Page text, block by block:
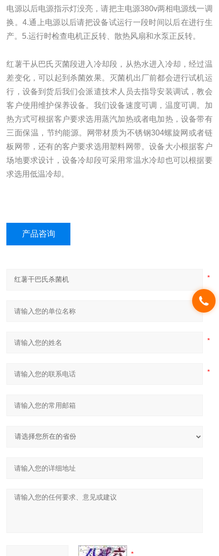
电源以后电源指示灯没亮，请把主电源380v两相电源线一调
换。4.通上电源以后请把设备试运行一段时间以后在进行生
产。5.运行时检查电机正反转、散热风扇和水泵正反转。
红薯干从巴氏灭菌段进入冷却段，从热水进入冷却，经过温
差变化，可以起到杀菌效果。灭菌机出厂前都会进行试机运
行，设备到货后我们会派遣技术人员去指导安装调试，教会
客户使用维护保养设备。我们设备速度可调，温度可调。加
热方式可根据客户要求选用蒸汽加热或者电加热，设备带有
三面保温，节约能源。网带材质为不锈钢304螺旋网或者链
板网带，还有的客户要求选用塑料网带。设备大小根据客户
场地要求设计，设备冷却段可采用常温水冷却也可以根据要
求选用低温冷却。
产品咨询